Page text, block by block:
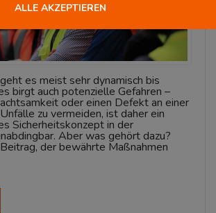
es meist sehr dynamisch bis
birgt auch potenzielle Gefahren –
oder einen Defekt an einer
zu vermeiden, ist daher ein
Sicherheitskonzept in der
Aber was gehört dazu?
der bewährte Maßnahmen
ALLE AKZEPTIEREN